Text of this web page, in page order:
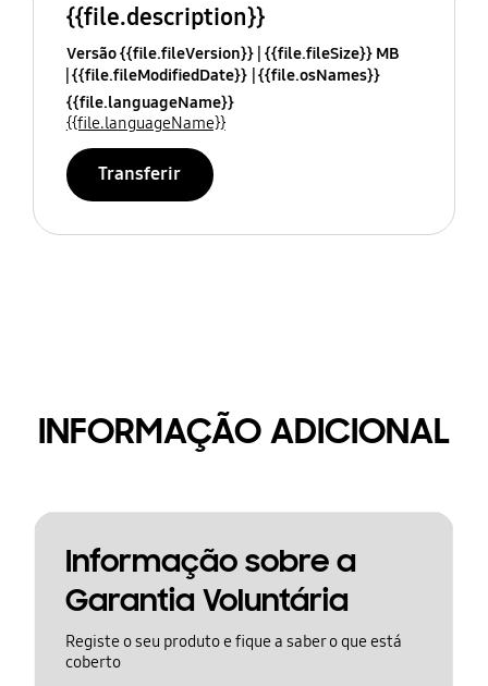
{{file.description}}
Versão {{file.fileVersion}} {{file.fileSize}} MB
{{file.fileModifiedDate}} {{file.osNames}}
{{file.languageName}}
{{file.languageName}}
Transferir
INFORMAÇÃO ADICIONAL
Informação sobre a
Garantia Voluntária
Registe o seu produto e fique a saber o que está
coberto